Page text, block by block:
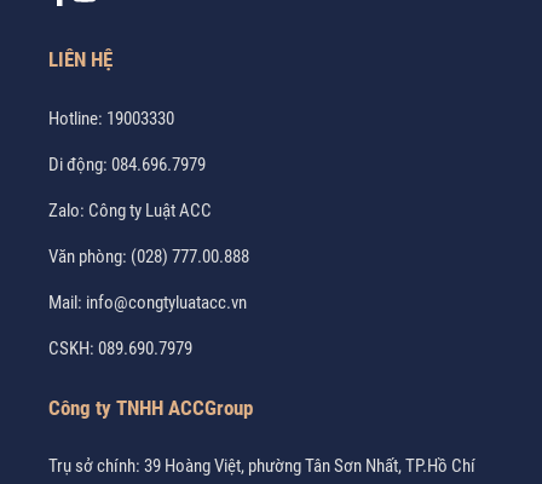
LIÊN HỆ
Hotline: 19003330
Di động: 084.696.7979
Zalo: Công ty Luật ACC
Văn phòng: (028) 777.00.888
Mail: info@congtyluatacc.vn
CSKH: 089.690.7979
Công ty TNHH ACCGroup
Trụ sở chính: 39 Hoàng Việt, phường Tân Sơn Nhất, TP.Hồ Chí